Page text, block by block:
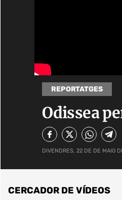
REPORTATGES
Odissea
DIVENDRES, 22 DE DE MAIG
CERCADOR DE VÍDEOS